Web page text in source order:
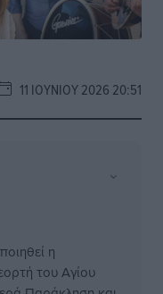
11 ΙΟΥΝΊΟΥ 2026 20:51
⌄
η
του Αγίου